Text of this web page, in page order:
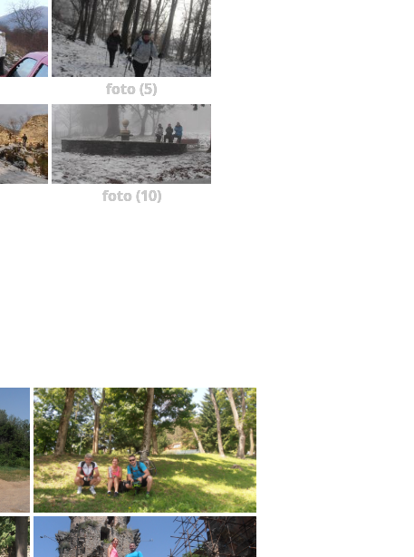
foto (5)
foto (10)